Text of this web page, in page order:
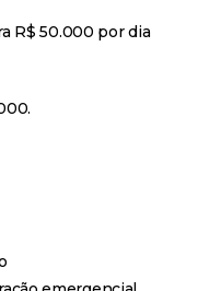
R$ 50.000 por dia